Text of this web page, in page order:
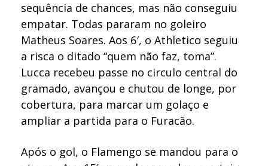
sequência de chances, mas não conseguiu
empatar. Todas pararam no goleiro
Matheus Soares. Aos 6′, o Athletico seguiu
a risca o ditado “quem não faz, toma”.
Lucca recebeu passe no circulo central do
gramado, avançou e chutou de longe, por
cobertura, para marcar um golaço e
ampliar a partida para o Furacão.
Após o gol, o Flamengo se mandou para o